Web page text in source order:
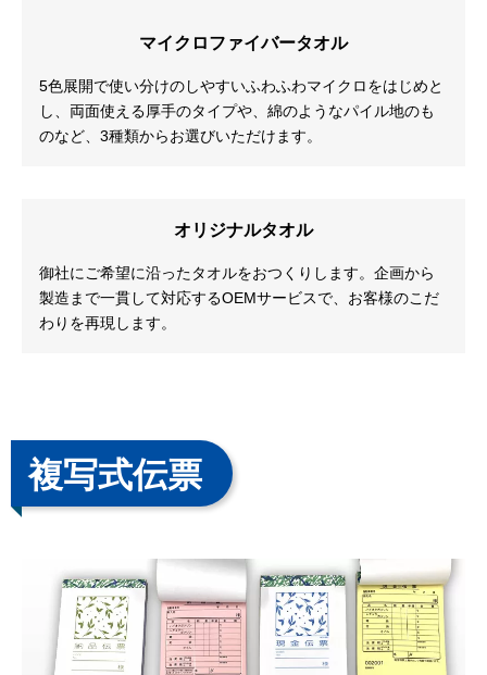
マイクロファイバータオル
5色展開で使い分けのしやすいふわふわマイクロをはじめと
し、両面使える厚手のタイプや、綿のようなパイル地のも
のなど、3種類からお選びいただけます。
オリジナルタオル
御社にご希望に沿ったタオルをおつくりします。企画から
製造まで一貫して対応するOEMサービスで、お客様のこだ
わりを再現します。
複写式伝票